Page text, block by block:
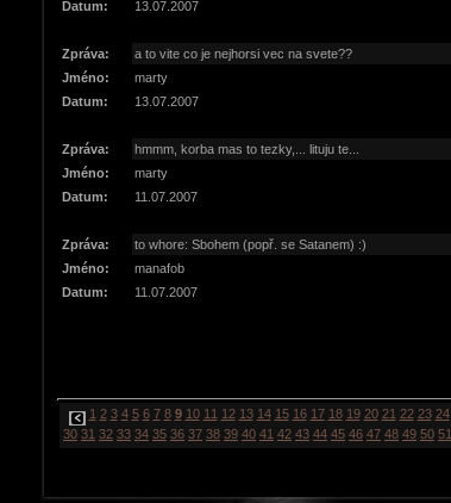
Datum:
13.07.2007
Zpráva:
a to vite co je nejhorsi vec na svete??
Jméno:
marty
Datum:
13.07.2007
Zpráva:
hmmm, korba mas to tezky,... lituju te...
Jméno:
marty
Datum:
11.07.2007
Zpráva:
to whore: Sbohem (popř. se Satanem) :)
Jméno:
manafob
Datum:
11.07.2007
1 2 3 4 5 6 7 8 9 10 11 12 13 14 15 16 17 18 19 20 21 22 23 24
30 31 32 33 34 35 36 37 38 39 40 41 42 43 44 45 46 47 48 49 50 51